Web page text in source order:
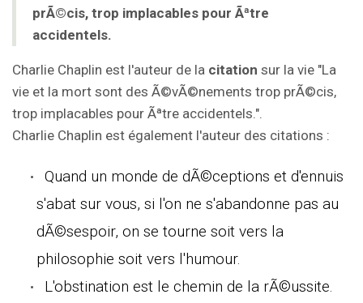
prÃ©cis, trop implacables pour Ãªtre
accidentels.
Charlie Chaplin est l'auteur de la citation sur la vie "La
vie et la mort sont des Ã©vÃ©nements trop prÃ©cis,
trop implacables pour Ãªtre accidentels.".
Charlie Chaplin est également l'auteur des citations :
Quand un monde de dÃ©ceptions et d'ennuis
s'abat sur vous, si l'on ne s'abandonne pas au
dÃ©sespoir, on se tourne soit vers la
philosophie soit vers l'humour.
L'obstination est le chemin de la rÃ©ussite.